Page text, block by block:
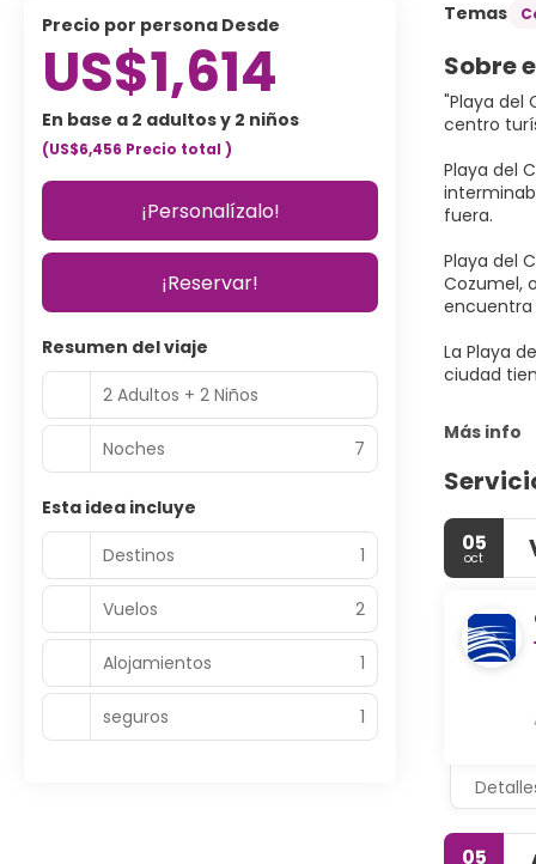
Temas
Sobre
"Playa del
centro
Playa del
fuera.
Playa del
Cozumel,
encuentra
La Playa
ciudad
Más info
05
oct
05
precio por persona Desde
US$1,614
En base a 2 adultos y 2 niños
(US$6,456 Precio total )
¡Personalízalo!
¡Reservar!
Resumen del viaje
2 Adultos + 2 Niños
Noches 7
Esta idea incluye
Destinos
1
Vuelos 2
Alojamientos 1
seguros 1